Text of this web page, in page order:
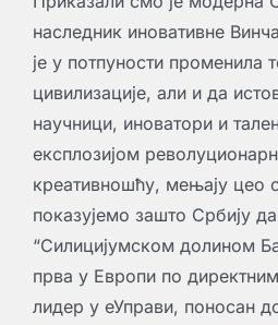
наследник иновативне
је у потпуности променила
цивилизације, али и да
научници, иноватори и
експлозијом
креативношћу, мењају цео
показујемо зашто Србију
“Силицијумском долином
прва у Европи по
лидер у еУправи, поносан